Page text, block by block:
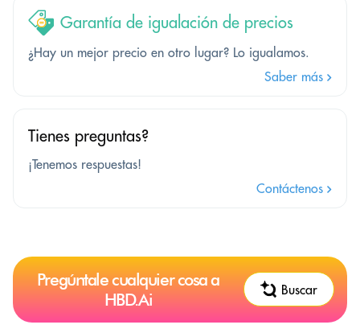
Garantía de igualación de precios
¿Hay un mejor precio en otro lugar? Lo igualamos.
Saber más
Tienes preguntas?
¡Tenemos respuestas!
Contáctenos
Pregúntale cualquier cosa a
HBD.Ai
Buscar